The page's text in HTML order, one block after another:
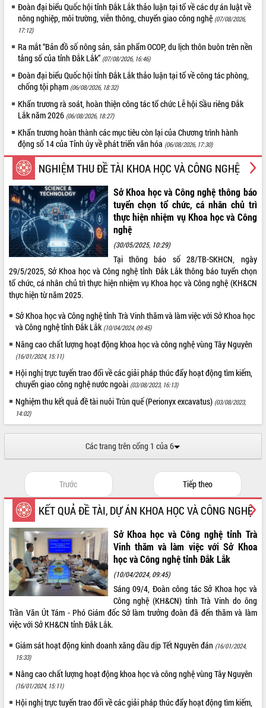
Diễn đàn Kinh tế tư nhân Việt Nam đột
phá cơ chế - Hợp tác công tư
Đề án 06 tạo bước ngoặt đột phá trong
cải cách hành chính tỉnh Đắk Lắk
Kết nối tour, đẩy mạnh chuyển đổi số
để phát triển du lịch Đắk Lắk
Khởi động Dự án Đầu tư xây dựng hạ
tầng kỹ thuật Cụm công nghiệp Tân
Tiến
Gặp mặt các cơ quan báo chí nhân Kỷ
niệm 101 năm Ngày Báo chí Cách
mạng Việt Nam
Đắk Lắk sơ kết 4 năm triển khai thực
hiện Đề án 06 của Chính phủ
Họp báo thông tin về Hội nghị Công bố
Quy hoạch và Xúc tiến đầu tư tỉnh Đắk
Lắk
Khơi thông điểm nghẽn, đẩy nhanh
giải ngân vốn khắc phục thiên tai
HĐND tỉnh thông qua điều chỉnh Quy
hoạch tỉnh thời kỳ 2021-2030
Hội thảo góp ý hồ sơ điều chỉnh quy
hoạch tỉnh Đắk Lắk thời kỳ 2021-2030,
Nâng cao hiệu quả hoạt động của các
doanh nghiệp nhà nước
Hội nghị triển khai kết nối mạng
truyền số liệu chuyên dùng phục vụ cơ
quan Đảng, Nhà nước
Lễ phát động chuỗi hoạt động chung
tay làm sạch môi trường
Xã Ea Kar bước chuyển mình trong
công tác cải cách hành chính mô hình
UBND tỉnh họp báo định kỳ tháng 4
Hội thảo khoa học “Giải pháp thúc đẩy
phát triển nền kinh tế xanh tại tỉnh
Đắk Lắk”
Tăng cường giám sát, đôn đốc thực
hiện nhiệm vụ quản lý tài sản công
hàng tuần
Tháo gỡ những vướng mắc, đẩy mạnh
công tác cải cách thủ tục hành chính
tại Trung tâm Phục vụ hành chính
công tỉnh
Đắk Lắk: Tôn vinh 46 giải pháp tại Hội
thi Sáng tạo Kỹ thuật 2024 - 2025
về phát triển nuôi trồng thủy sản
Phó Chủ tịch UBND tỉnh Đắk Lắk
Trương Công Thái kiểm tra thực địa
Dự án cao tốc Khánh Hòa - Buôn Ma
Thuột
Đoàn đại biểu Quốc hội tỉnh Đắk Lắk thảo luận tại tổ về các dự án luật về
nông nghiệp, môi trường, viễn thông, chuyển giao công nghệ (07/08/2026,
17:12)
Ra mắt “Bản đồ số nông sản, sản phẩm OCOP, du lịch thôn buôn trên nền
tảng số của tỉnh Đắk Lắk” (07/08/2026, 16:46)
Đoàn đại biểu Quốc hội tỉnh Đắk Lắk thảo luận tại tổ về công tác phòng,
chống tội phạm (06/08/2026, 18:32)
Khẩn trương rà soát, hoàn thiện công tác tổ chức Lễ hội Sầu riêng Đắk
Lắk năm 2026 (06/08/2026, 18:27)
Khẩn trương hoàn thành các mục tiêu còn lại của Chương trình hành
động số 14 của Tỉnh ủy về phát triển văn hóa (06/08/2026, 17:30)
NGHIỆM THU ĐỀ TÀI KHOA HỌC VÀ CÔNG NGHỆ
Sở Khoa học và Công nghệ thông báo
tuyển chọn tổ chức, cá nhân chủ trì
thực hiện nhiệm vụ Khoa học và Công
nghệ
(30/05/2025, 10:29)
Tại thông báo số 28/TB-SKHCN, ngày
29/5/2025, Sở Khoa học và Công nghệ tỉnh Đắk Lắk thông báo tuyển chọn
tổ chức, cá nhân chủ trì thực hiện nhiệm vụ Khoa học và Công nghệ (KH&CN
thực hiện từ năm 2025.
Sở Khoa học và Công nghệ tỉnh Trà Vinh thăm và làm việc với Sở Khoa học
và Công nghệ tỉnh Đắk Lắk (10/04/2024, 09:45)
Nâng cao chất lượng hoạt động khoa học và công nghệ vùng Tây Nguyên
(16/01/2024, 15:11)
Hội nghị trực tuyến trao đổi về các giải pháp thúc đẩy hoạt động tìm kiếm,
chuyển giao công nghệ nước ngoài (03/08/2023, 16:13)
Nghiệm thu kết quả đề tài nuôi Trùn quế (Perionyx excavatus) (03/08/2023,
14:02)
Các trang trên cổng 1 của 6
Trước Tiếp theo
KẾT QUẢ ĐỀ TÀI, DỰ ÁN KHOA HỌC VÀ CÔNG NGHỆ
Sở Khoa học và Công nghệ tỉnh Trà
Vinh thăm và làm việc với Sở Khoa
học và Công nghệ tỉnh Đắk Lắk
(10/04/2024, 09:45)
Sáng 09/4, Đoàn công tác Sở Khoa học và
Công nghệ (KH&CN) tỉnh Trà Vinh do ông
Trần Văn Út Tám - Phó Giám đốc Sở làm trưởng đoàn đã đến thăm và làm
việc với Sở KH&CN tỉnh Đắk Lắk.
Giám sát hoạt động kinh doanh xăng dầu dịp Tết Nguyên đán (16/01/2024,
15:33)
Nâng cao chất lượng hoạt động khoa học và công nghệ vùng Tây Nguyên
(16/01/2024, 15:11)
Hội nghị trực tuyến trao đổi về các giải pháp thúc đẩy hoạt động tìm kiếm,